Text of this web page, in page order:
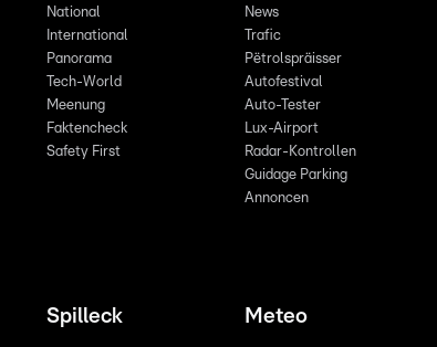
National
International
Panorama
Tech-World
Meenung
Faktencheck
Safety First
News
Trafic
Pëtrolspräisser
Autofestival
Auto-Tester
Lux-Airport
Radar-Kontrollen
Guidage Parking
Annoncen
Spilleck Meteo